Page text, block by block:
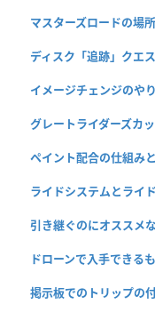
マスターズロードの場
ディスク「追跡」クエ
イメージチェンジのや
グレートライダーズカ
ペイント配合の仕組み
ライドシステムとライ
引き継ぐのにオススメ
ドローンで入手できる
掲示板でのトリップの